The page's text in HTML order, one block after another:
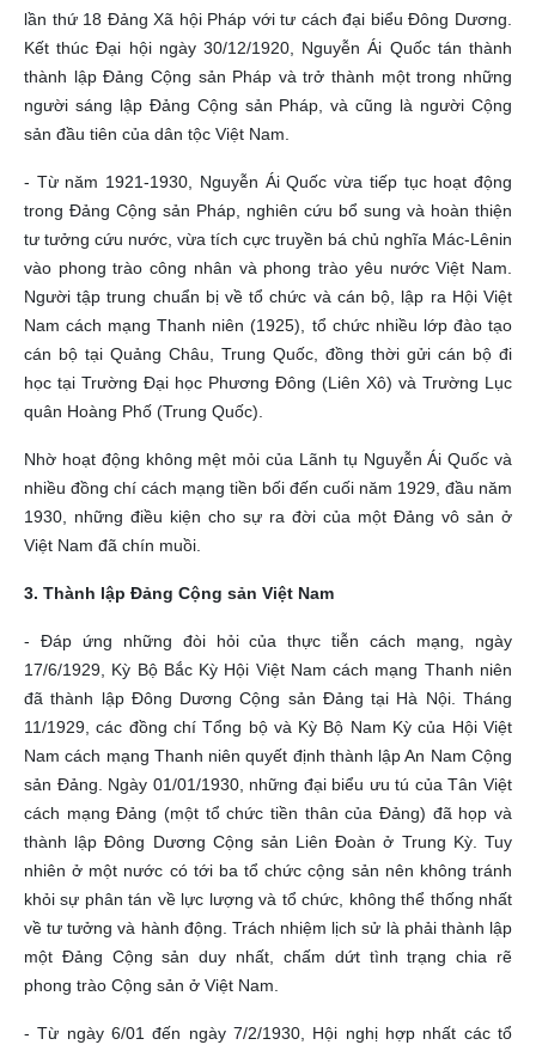
lần thứ 18 Đảng Xã hội Pháp với tư cách đại biểu Đông Dương.
Kết thúc Đại hội ngày 30/12/1920, Nguyễn Ái Quốc tán thành
thành lập Đảng Cộng sản Pháp và trở thành một trong những
người sáng lập Đảng Cộng sản Pháp, và cũng là người Cộng
sản đầu tiên của dân tộc Việt Nam.
- Từ năm 1921-1930, Nguyễn Ái Quốc vừa tiếp tục hoạt động
trong Đảng Cộng sản Pháp, nghiên cứu bổ sung và hoàn thiện
tư tưởng cứu nước, vừa tích cực truyền bá chủ nghĩa Mác-Lênin
vào phong trào công nhân và phong trào yêu nước Việt Nam.
Người tập trung chuẩn bị về tổ chức và cán bộ, lập ra Hội Việt
Nam cách mạng Thanh niên (1925), tổ chức nhiều lớp đào tạo
cán bộ tại Quảng Châu, Trung Quốc, đồng thời gửi cán bộ đi
học tại Trường Đại học Phương Đông (Liên Xô) và Trường Lục
quân Hoàng Phố (Trung Quốc).
Nhờ hoạt động không mệt mỏi của Lãnh tụ Nguyễn Ái Quốc và
nhiều đồng chí cách mạng tiền bối đến cuối năm 1929, đầu năm
1930, những điều kiện cho sự ra đời của một Đảng vô sản ở
Việt Nam đã chín muồi.
3. Thành lập Đảng Cộng sản Việt Nam
- Đáp ứng những đòi hỏi của thực tiễn cách mạng, ngày
17/6/1929, Kỳ Bộ Bắc Kỳ Hội Việt Nam cách mạng Thanh niên
đã thành lập Đông Dương Cộng sản Đảng tại Hà Nội. Tháng
11/1929, các đồng chí Tổng bộ và Kỳ Bộ Nam Kỳ của Hội Việt
Nam cách mạng Thanh niên quyết định thành lập An Nam Cộng
sản Đảng. Ngày 01/01/1930, những đại biểu ưu tú của Tân Việt
cách mạng Đảng (một tổ chức tiền thân của Đảng) đã họp và
thành lập Đông Dương Cộng sản Liên Đoàn ở Trung Kỳ. Tuy
nhiên ở một nước có tới ba tổ chức cộng sản nên không tránh
khỏi sự phân tán về lực lượng và tổ chức, không thể thống nhất
về tư tưởng và hành động. Trách nhiệm lịch sử là phải thành lập
một Đảng Cộng sản duy nhất, chấm dứt tình trạng chia rẽ
phong trào Cộng sản ở Việt Nam.
- Từ ngày 6/01 đến ngày 7/2/1930, Hội nghị hợp nhất các tổ